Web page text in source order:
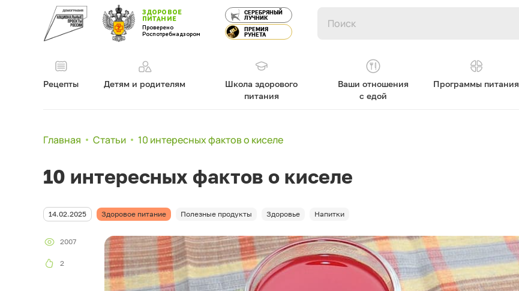
ЗДОРОВОЕ
ПИТАНИЕ
Проверено
Роспотребнадзором
СЕРЕБРЯНЫЙ
ЛУЧНИК
ПРЕМИЯ
РУНЕТА
Рецепты Детям и родителям
Школа здорового
питания
Ваши отношения
с едой
Программы питания
Главная Статьи 10 интересных фактов о киселе
10 интересных фактов о киселе
14.02.2025 Здоровое питание Полезные продукты Здоровье Напитки
2007
2